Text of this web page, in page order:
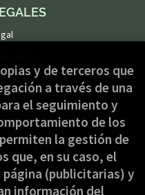
CLIENTE
y de terceros que
a través de una
el seguimiento y
de los
la gestión de
que, en su caso, el
(publicitarias) y
información del